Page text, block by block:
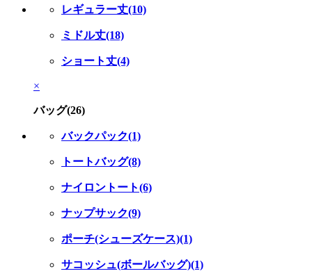
レギュラー丈(10)
ミドル丈(18)
ショート丈(4)
×
バッグ(26)
バックパック(1)
トートバッグ(8)
ナイロントート(6)
ナップサック(9)
ポーチ(シューズケース)(1)
サコッシュ(ボールバッグ)(1)